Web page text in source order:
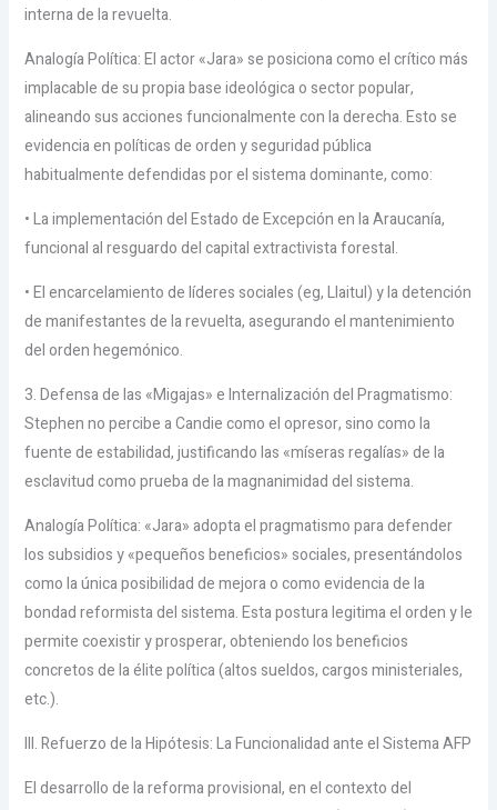
interna de la revuelta.
Analogía Política: El actor «Jara» se posiciona como el crítico más
implacable de su propia base ideológica o sector popular,
alineando sus acciones funcionalmente con la derecha. Esto se
evidencia en políticas de orden y seguridad pública
habitualmente defendidas por el sistema dominante, como:
• La implementación del Estado de Excepción en la Araucanía,
funcional al resguardo del capital extractivista forestal.
• El encarcelamiento de líderes sociales (eg, Llaitul) y la detención
de manifestantes de la revuelta, asegurando el mantenimiento
del orden hegemónico.
3. Defensa de las «Migajas» e Internalización del Pragmatismo:
Stephen no percibe a Candie como el opresor, sino como la
fuente de estabilidad, justificando las «míseras regalías» de la
esclavitud como prueba de la magnanimidad del sistema.
Analogía Política: «Jara» adopta el pragmatismo para defender
los subsidios y «pequeños beneficios» sociales, presentándolos
como la única posibilidad de mejora o como evidencia de la
bondad reformista del sistema. Esta postura legitima el orden y le
permite coexistir y prosperar, obteniendo los beneficios
concretos de la élite política (altos sueldos, cargos ministeriales,
etc.).
III. Refuerzo de la Hipótesis: La Funcionalidad ante el Sistema AFP
El desarrollo de la reforma provisional, en el contexto del